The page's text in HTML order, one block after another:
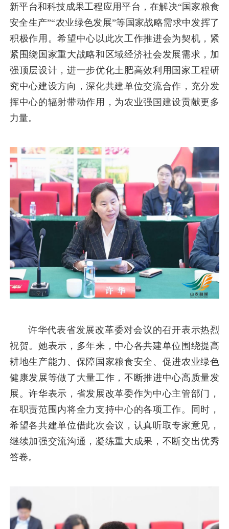
新平台和科技成果工程应用平台，在解决“国家粮食
安全生产”“农业绿色发展”等国家战略需求中发挥了
积极作用。希望中心以此次工作推进会为契机，紧
紧围绕国家重大战略和区域经济社会发展需求，加
强顶层设计，进一步优化土肥高效利用国家工程研
究中心建设方向，深化共建单位交流合作，充分发
挥中心的辐射带动作用，为农业强国建设贡献更多
力量。
许华代表省发展改革委对会议的召开表示热烈
祝贺。她表示，多年来，中心各共建单位围绕提高
耕地生产能力、保障国家粮食安全、促进农业绿色
健康发展等做了大量工作，不断推进中心高质量发
展。许华表示，省发展改革委作为中心主管部门，
在职责范围内将全力支持中心的各项工作。同时，
希望各共建单位借此次会议，认真听取专家意见，
继续加强交流沟通，凝练重大成果，不断交出优秀
答卷。